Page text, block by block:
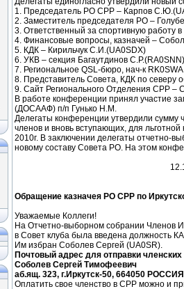
1. Председатель РО СРР – Карпов
2. Заместитель председателя РО –
3. Ответственный за спортивную работу
4. Финансовые вопросы, казначей –
5. КДК – Кирильчук С.И.(UA0SDX)
6. УКВ – секция Багаутдинов С.Р.(RA0SNN)
7. Региональное QSL-бюро, нач-к
8. Представитель Совета, КДК по северу
9. Сайт Регионального Отделения СРР –
В работе конференции принял участие
(ДОСААФ) п/п Гунько Н.М.
Делегаты конференции утвердили сумму
членов и вновь вступающих, для
2010г. В заключении делегаты отчетно-
новому составу Совета РО. На этом
Обращение казначея РО СРР по
Уважаемые Коллеги!
На Отчетно-выборном собрании Членов
в Совет клуба была введена должность
Им избран Соболев Сергей (UA0SR).
Почтовый адрес для отправки членских
Соболев Сергей Тимофеевич
аб.ящ. 323, г.Иркутск-50, 664050 РОССИЯ
Оплатить свое членство в СРР можно и